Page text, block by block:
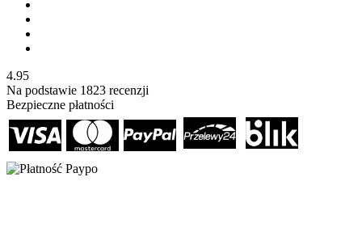
4.95
Na podstawie 1823 recenzji
Bezpieczne płatności